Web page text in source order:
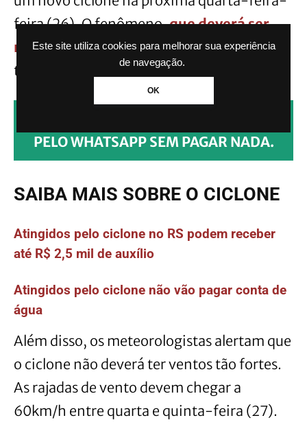
Este site utiliza cookies para melhorar sua experiência
de navegação.
OK
feira (26). O fenômeno,que deverá ser
mais fraco que o do dia 13 de julho, deve
trazer fortes chuvas ao estado.
PELO WHATSAPP SEM PAGAR NADA.
SAIBA MAIS SOBRE O CICLONE
Atingidos pelo ciclone no RS podem receber
até R$ 2,5 mil de auxílio
Atingidos pelo ciclone não vão pagar conta de
água
Além disso, os meteorologistas alertam que
o ciclone não deverá ter ventos tão fortes.
As rajadas de vento devem chegar a
60km/h entre quarta e quinta-feira (27).